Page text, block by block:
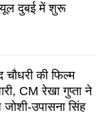
दुबई में शुरू
चौधरी की फिल्म
CM रेखा गुप्ता ने
जोशी-उपासना सिंह